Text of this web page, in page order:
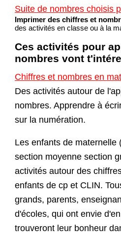
Suite de nombres choisis
Imprimer des chiffres et
des activités en classe ou à la
Ces activités pour
nombres vont
Chiffres et nombres en
Des activités autour de
nombres. Apprendre à
sur la numération.
Les enfants de maternelle
section moyenne section
activités autour des
enfants de cp et CLIN.
grands, parents,
d'écoles, qui ont envie
trouveront leur bonheur